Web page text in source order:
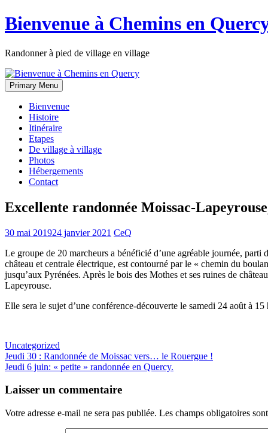
Skip
to
Bienvenue à Chemins en
Randonner à pied de village en village
Primary Menu
Bienvenue
Histoire
Itinéraire
Etapes
De village à village
Photos
Hébergements
Contact
Excellente randonnée Moissac-
30 mai 201924 janvier 2021 CeQ
Le groupe de 20 marcheurs a bénéficié d’une agréable journée,
château et centrale électrique, est contourné par le « chemin du
jusqu’aux Pyrénées. Après le bois des Mothes et ses ruines de
Lapeyrouse.
Elle sera le sujet d’une conférence-découverte le samedi 24 août à
Uncategorized
Navigation
de
l’article
Jeudi 30 : Randonnée de Moissac vers… le Rouergue !
Jeudi 6 juin: « petite » randonnée en Quercy.
Laisser un commentaire
Votre adresse e-mail ne sera pas publiée. Les champs obligatoires